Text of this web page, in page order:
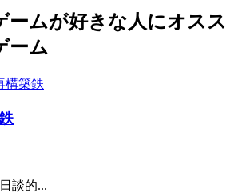
ームが好きな人にオスス
ーム
談的...